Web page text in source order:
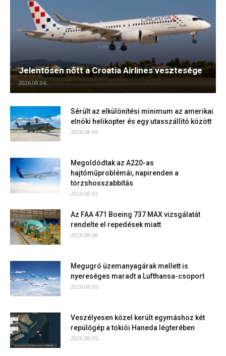
Jelentősen nőtt a Croatia Airlines vesztesége
2026.08.04.
Sérült az elkülönítési minimum az amerikai
elnöki helikopter és egy utasszállító között
2026.08.06.
Megoldódtak az A220-as
hajtóműproblémái, napirenden a
törzshosszabbítás
2026.08.02.
Az FAA 471 Boeing 737 MAX vizsgálatát
rendelte el repedések miatt
2026.08.08.
Megugró üzemanyagárak mellett is
nyereséges maradt a Lufthansa-csoport
2026.08.05.
Veszélyesen közel került egymáshoz két
repülőgép a tokiói Haneda légterében
2026.08.05.